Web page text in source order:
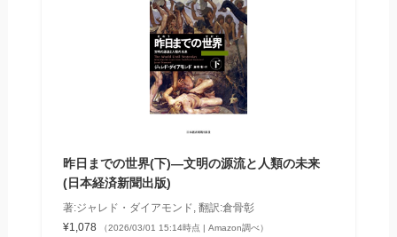
昨日までの世界(下)―文明の源流と人類の未来
(日本経済新聞出版)
著:ジャレド・ダイアモンド, 翻訳:倉骨彰
¥1,078
（2026/03/01 15:14時点 | Amazon調べ）